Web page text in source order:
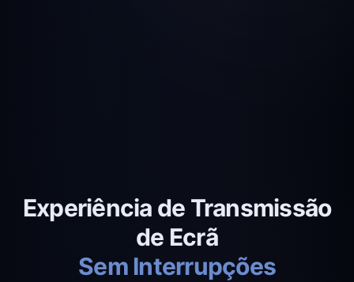
Experiência de Transmissão
de Ecrã
Sem Interrupções